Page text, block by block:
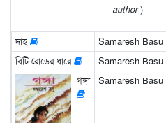
author)
দাহ Samaresh Basu
বিটি রোডের ধারে
Samaresh Basu
গঙ্গা
Samaresh Basu